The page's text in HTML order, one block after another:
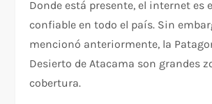
Donde está presente, el internet es
confiable en todo el país. Sin
mencionó anteriormente, la
Desierto de Atacama son grandes
cobertura.